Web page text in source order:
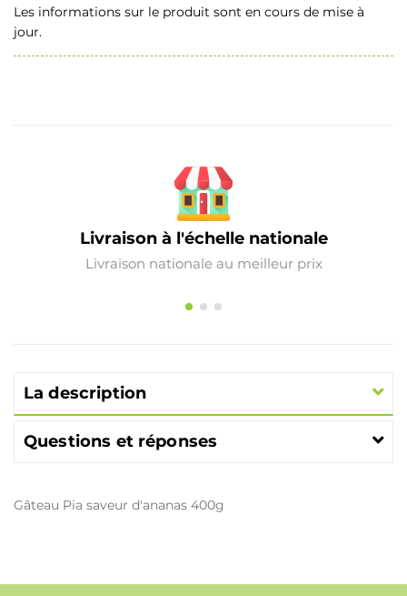
Les informations sur le produit sont en cours de mise à
jour.
Livraison à l'échelle nationale
Livraison nationale au meilleur prix
La description
Questions et réponses
Gâteau Pia saveur d'ananas 400g